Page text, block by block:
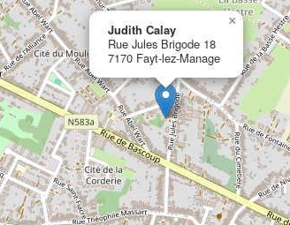
Judith Calay
Rue Jules Brigode 18
7170 Fayt-lez-Manage
×